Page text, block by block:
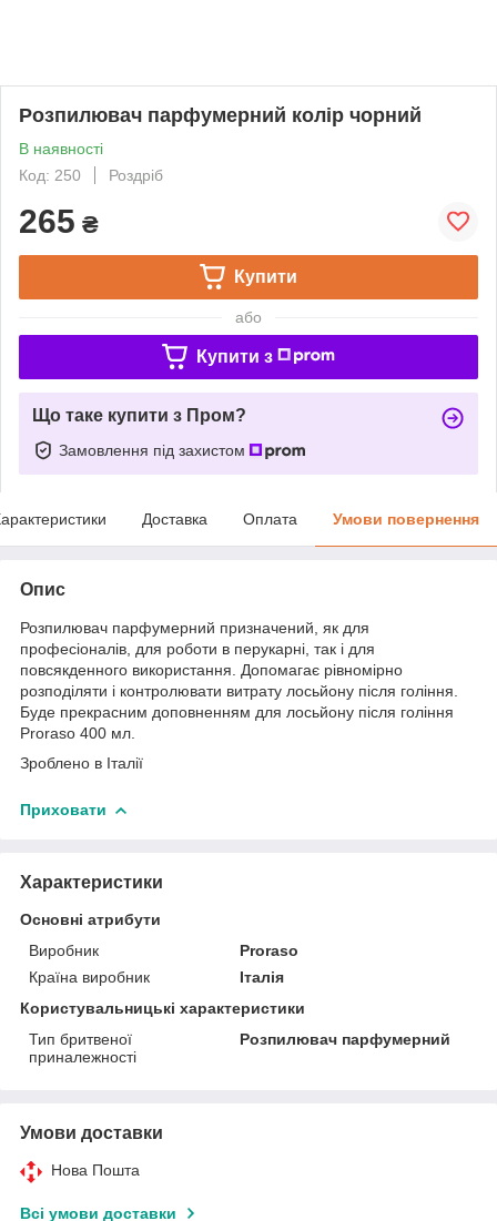
Розпилювач парфумерний колір чорний
В наявності
Код: 250
Роздріб
265 ₴
Купити
або
Купити з
Що таке купити з Пром?
Замовлення під захистом
Доставка Оплата Умови повернення
Опис
Розпилювач парфумерний призначений, як для
професіоналів, для роботи в перукарні, так і для
повсякденного використання. Допомагає рівномірно
розподіляти і контролювати витрату лосьйону після гоління.
Буде прекрасним доповненням для лосьйону після гоління
Proraso 400 мл.
Зроблено в Італії
Приховати
Характеристики
Основні атрибути
Виробник
Proraso
Країна виробник
Італія
Користувальницькі характеристики
Тип бритвеної
приналежності
Розпилювач парфумерний
Умови доставки
Нова Пошта
Всі умови доставки